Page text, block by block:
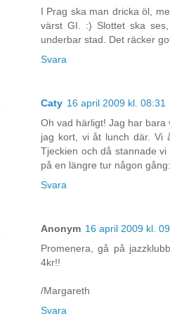
I Prag ska man dricka öl,
värst GI. :) Slottet ska
underbar stad. Det räcker
Svara
Caty 16 april 2009 kl. 08:31
Oh vad härligt! Jag har
jag kort, vi åt lunch där. Vi
Tjeckien och då stannade
på en längre tur någon
Svara
Anonym 16 april 2009 kl.
Promenera, gå på
4kr!!
/Margareth
Svara